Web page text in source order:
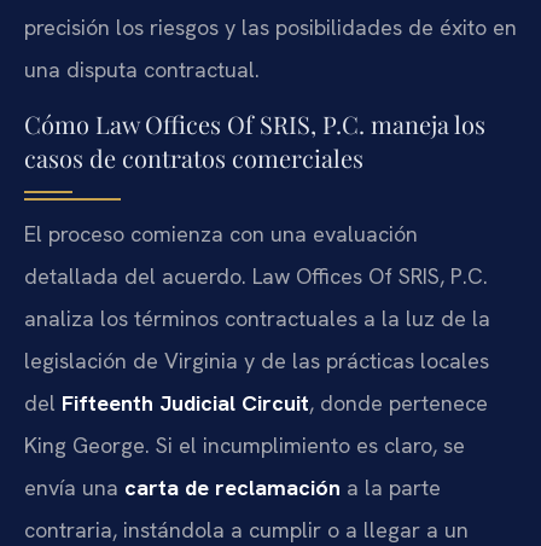
precisión los riesgos y las posibilidades de éxito en
una disputa contractual.
Cómo Law Offices Of SRIS, P.C. maneja los
casos de contratos comerciales
El proceso comienza con una evaluación
detallada del acuerdo. Law Offices Of SRIS, P.C.
analiza los términos contractuales a la luz de la
legislación de Virginia y de las prácticas locales
del Fifteenth Judicial Circuit, donde pertenece
King George. Si el incumplimiento es claro, se
envía una carta de reclamación a la parte
contraria, instándola a cumplir o a llegar a un